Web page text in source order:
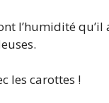
l’humidité
les carottes !